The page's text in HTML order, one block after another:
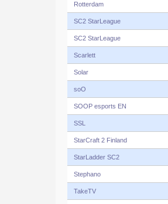
Rotterdam
SC2 StarLeague
SC2 StarLeague
Scarlett
Solar
soO
SOOP esports EN
SSL
StarCraft 2 Finland
StarLadder SC2
Stephano
TakeTV